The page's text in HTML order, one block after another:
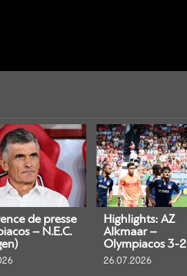
de presse
– N.E.C.
Highlights: AZ
Alkmaar –
Olympiacos 3-2
26.07.2026